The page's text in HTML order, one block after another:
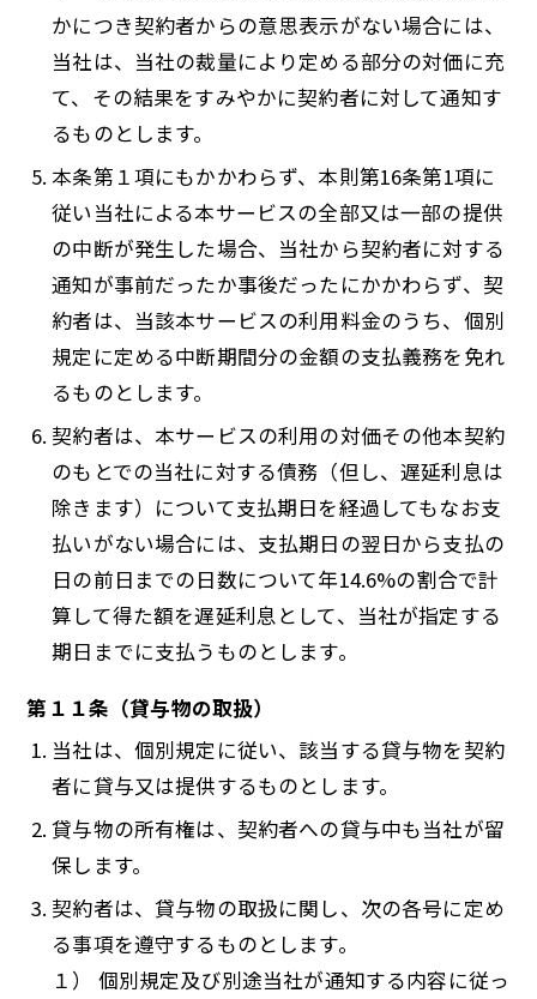
かにつき契約者からの意思表示がない場合には、
当社は、当社の裁量により定める部分の対価に充
て、その結果をすみやかに契約者に対して通知す
るものとします。
本条第１項にもかかわらず、本則第16条第1項に
従い当社による本サービスの全部又は一部の提供
の中断が発生した場合、当社から契約者に対する
通知が事前だったか事後だったにかかわらず、契
約者は、当該本サービスの利用料金のうち、個別
規定に定める中断期間分の金額の支払義務を免れ
るものとします。
契約者は、本サービスの利用の対価その他本契約
のもとでの当社に対する債務（但し、遅延利息は
除きます）について支払期日を経過してもなお支
払いがない場合には、支払期日の翌日から支払の
日の前日までの日数について年14.6%の割合で計
算して得た額を遅延利息として、当社が指定する
期日までに支払うものとします。
第１１条（貸与物の取扱）
当社は、個別規定に従い、該当する貸与物を契約
者に貸与又は提供するものとします。
貸与物の所有権は、契約者への貸与中も当社が留
保します。
契約者は、貸与物の取扱に関し、次の各号に定め
る事項を遵守するものとします。
１） 個別規定及び別途当社が通知する内容に従っ